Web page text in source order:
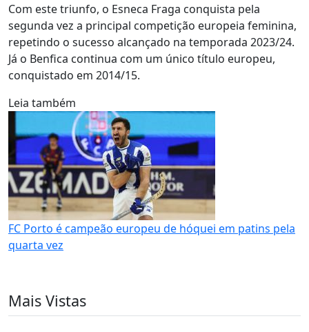
Com este triunfo, o Esneca Fraga conquista pela
segunda vez a principal competição europeia feminina,
repetindo o sucesso alcançado na temporada 2023/24.
Já o Benfica continua com um único título europeu,
conquistado em 2014/15.
Leia também
FC Porto é campeão europeu de hóquei em patins pela
quarta vez
Mais Vistas